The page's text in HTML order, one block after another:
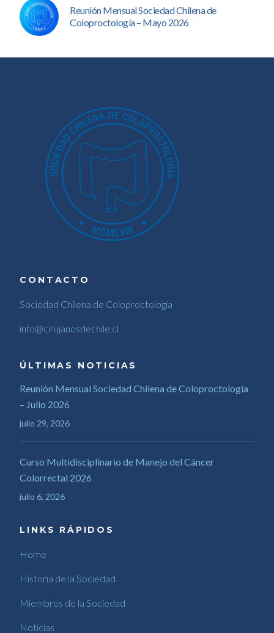
Reunión Mensual Sociedad Chilena de
Coloproctología – Mayo 2026
CONTACTO
Sociedad Chilena de Coloproctología
info@cirujanosdechile.cl
ÚLTIMAS NOTICIAS
Reunión Mensual Sociedad Chilena de Coloproctología
– Julio 2026
julio 29, 2026
Curso Multidisciplinario de Manejo del Cáncer
Colorrectal 2026
julio 6, 2026
LINKS RÁPIDOS
Home
Historia de la Sociedad
Miembros de la Sociedad
Noticias